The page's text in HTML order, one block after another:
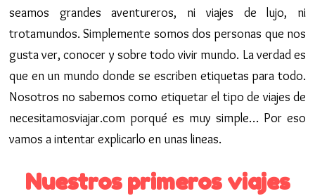
seamos grandes aventureros, ni viajes de lujo, ni
trotamundos. Simplemente somos dos personas que nos
gusta ver, conocer y sobre todo vivir mundo. La verdad es
que en un mundo donde se escriben etiquetas para todo.
Nosotros no sabemos como etiquetar el tipo de viajes de
necesitamosviajar.com porqué es muy simple… Por eso
vamos a intentar explicarlo en unas lineas.
Nuestros primeros viajes